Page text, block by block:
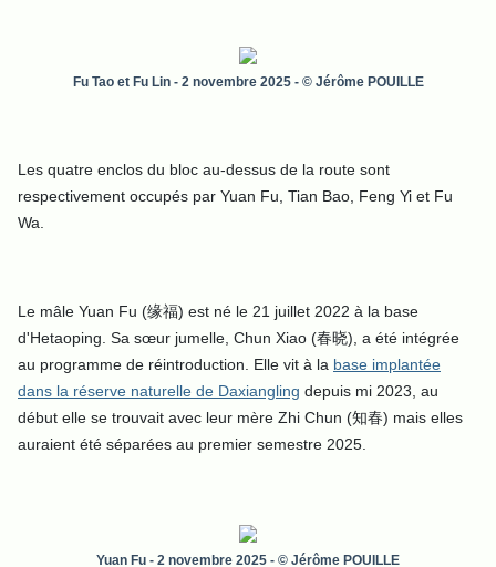
Fu Tao et Fu Lin - 2 novembre 2025 - © Jérôme POUILLE
Les quatre enclos du bloc au-dessus de la route sont
respectivement occupés par Yuan Fu, Tian Bao, Feng Yi et Fu
Wa.
Le mâle Yuan Fu (缘福) est né le 21 juillet 2022 à la base
d'Hetaoping. Sa sœur jumelle, Chun Xiao (春晓), a été intégrée
au programme de réintroduction. Elle vit à la base implantée
dans la réserve naturelle de Daxiangling depuis mi 2023, au
début elle se trouvait avec leur mère Zhi Chun (知春) mais elles
auraient été séparées au premier semestre 2025.
Yuan Fu - 2 novembre 2025 - © Jérôme POUILLE